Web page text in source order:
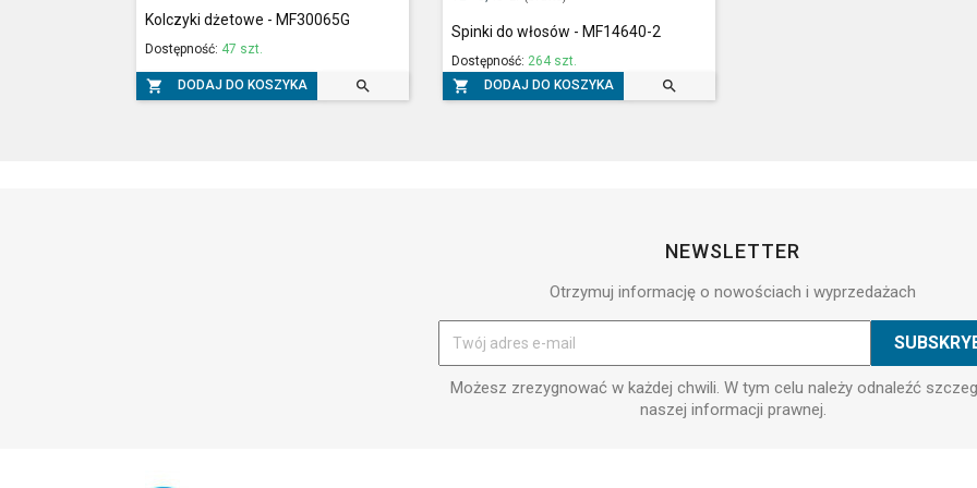
Kolczyki dżetowe - MF30065G
Dostępność: 47 szt.
 DODAJ DO KOSZYKA 
Spinki do włosów - MF14640-2
Dostępność: 264 szt.
 DODAJ DO KOSZYKA 
NEWSLETTER
Otrzymuj informację o nowościach i wyprzedażach
Możesz zrezygnować w każdej chwili. W tym celu należy odnaleźć
naszej informacji prawnej.